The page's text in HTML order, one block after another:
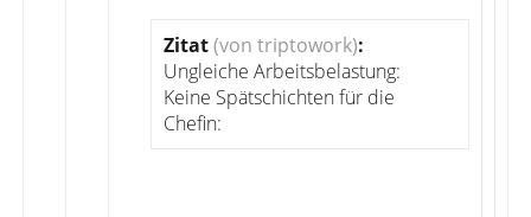
Zitat(von triptowork):
Ungleiche Arbeitsbelastung:
Keine Spätschichten für die
Chefin: